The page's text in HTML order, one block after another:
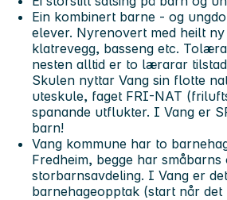
Ein kombinert barne - og
elever. Nyrenovert med heilt
klatrevegg, basseng etc.
nesten alltid er to lærarar
Skulen nyttar Vang sin flotte
uteskule, faget FRI-NAT
spanande utflukter. I Vang er
barn!
Vang kommune har to
Fredheim, begge har småbarns
storbarnsavdeling. I Vang er
barnehageopptak (start når